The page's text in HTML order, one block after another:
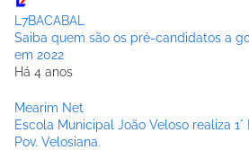
L7BACABAL
Saiba quem são os pré-candidatos a
em 2022
Há 4 anos
Mearim Net
Escola Municipal João Veloso realiza
Pov. Velosiana.